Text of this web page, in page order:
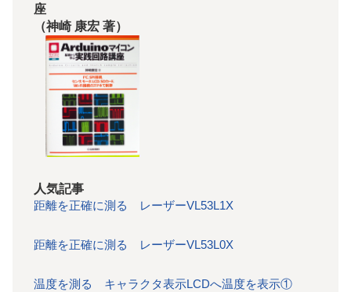
座
（神崎 康宏 著）
人気記事
距離を正確に測る レーザーVL53L1X
距離を正確に測る レーザーVL53L0X
温度を測る キャラクタ表示LCDへ温度を表示①